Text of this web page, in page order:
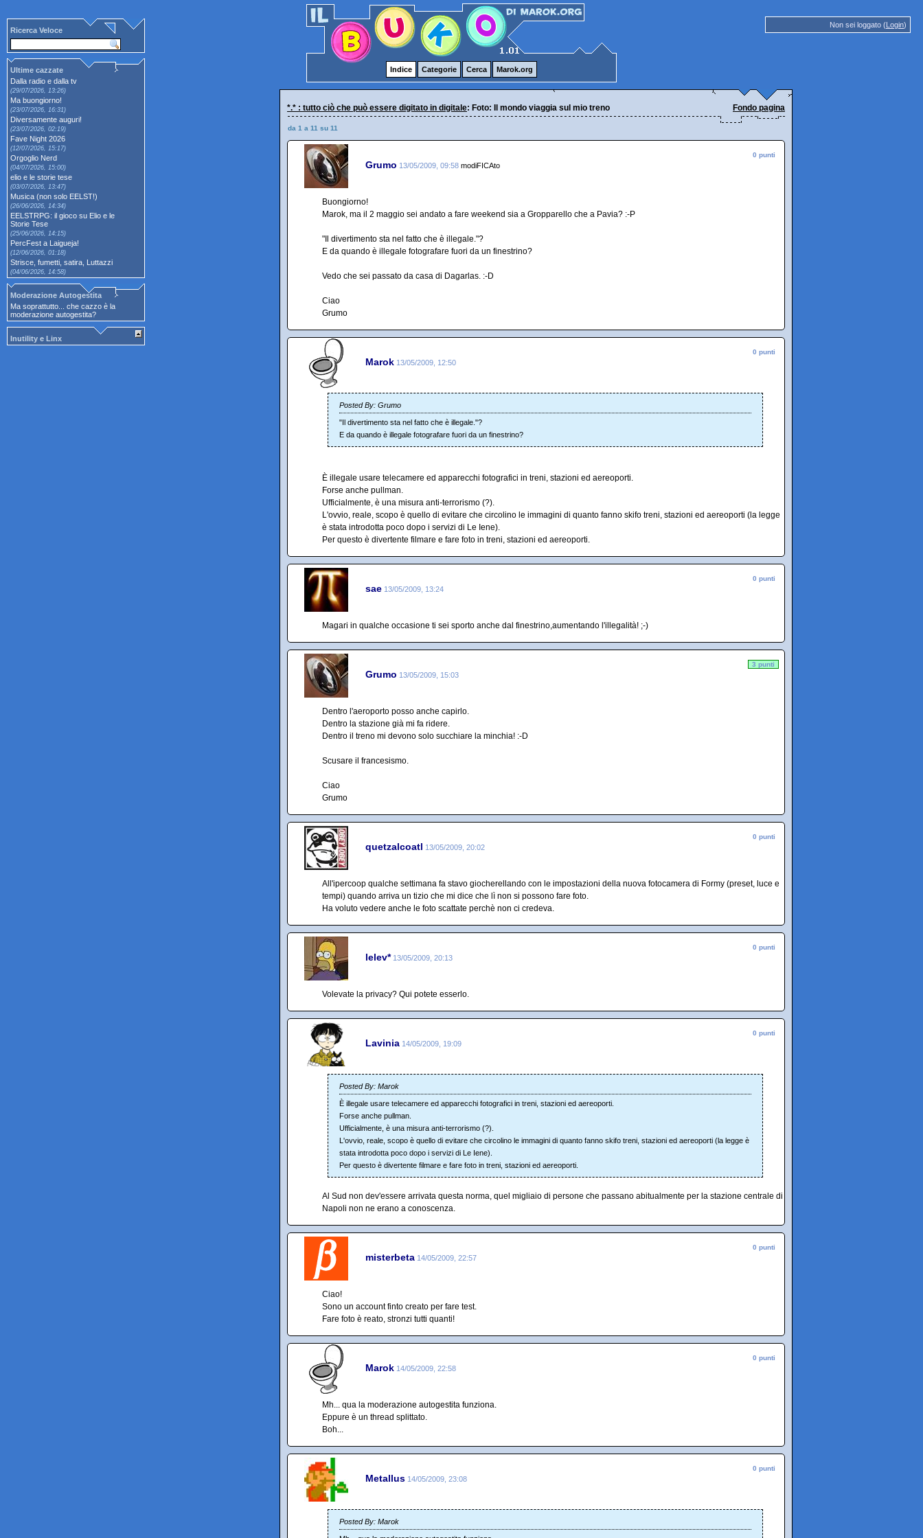
Non sei loggato (Login)
Indice Categorie Cerca Marok.org
Ricerca Veloce
Ultime cazzate
Dalla radio e dalla tv
(29/07/2026, 13:26)
Ma buongiorno!
(23/07/2026, 16:31)
Diversamente auguri!
(23/07/2026, 02:19)
Fave Night 2026
(12/07/2026, 15:17)
Orgoglio Nerd
(04/07/2026, 15:00)
elio e le storie tese
(03/07/2026, 13:47)
Musica (non solo EELST!)
(26/06/2026, 14:34)
EELSTRPG: il gioco su Elio e le
Storie Tese
(25/06/2026, 14:15)
PercFest a Laigueja!
(12/06/2026, 01:18)
Strisce, fumetti, satira, Luttazzi
(04/06/2026, 14:58)
Moderazione Autogestita
Ma soprattutto... che cazzo è la
moderazione autogestita?
Inutility e Linx
*.* : tutto ciò che può essere digitato in digitale: Foto: Il mondo viaggia sul mio treno Fondo pagina
da 1 a 11 su 11
Grumo 13/05/2009, 09:58 modiFICAto
0 punti
Buongiorno!
Marok, ma il 2 maggio sei andato a fare weekend sia a Gropparello che a Pavia? :-P
"Il divertimento sta nel fatto che è illegale."?
E da quando è illegale fotografare fuori da un finestrino?
Vedo che sei passato da casa di Dagarlas. :-D
Ciao
Grumo
Marok 13/05/2009, 12:50
0 punti
Posted By: Grumo
"Il divertimento sta nel fatto che è illegale."?
E da quando è illegale fotografare fuori da un finestrino?
È illegale usare telecamere ed apparecchi fotografici in treni, stazioni ed aereoporti.
Forse anche pullman.
Ufficialmente, è una misura anti-terrorismo (?).
L'ovvio, reale, scopo è quello di evitare che circolino le immagini di quanto fanno skifo treni, stazioni ed aereoporti (la legge
è stata introdotta poco dopo i servizi di Le Iene).
Per questo è divertente filmare e fare foto in treni, stazioni ed aereoporti.
sae 13/05/2009, 13:24
0 punti
Magari in qualche occasione ti sei sporto anche dal finestrino,aumentando l'illegalità! ;-)
Grumo 13/05/2009, 15:03
3 punti
Dentro l'aeroporto posso anche capirlo.
Dentro la stazione già mi fa ridere.
Dentro il treno mi devono solo succhiare la minchia! :-D
Scusare il francesismo.
Ciao
Grumo
quetzalcoatl 13/05/2009, 20:02
0 punti
All'ipercoop qualche settimana fa stavo giocherellando con le impostazioni della nuova fotocamera di Formy (preset, luce e
tempi) quando arriva un tizio che mi dice che lì non si possono fare foto.
Ha voluto vedere anche le foto scattate perchè non ci credeva.
lelev* 13/05/2009, 20:13
0 punti
Volevate la privacy? Qui potete esserlo.
Lavinia 14/05/2009, 19:09
0 punti
Posted By: Marok
È illegale usare telecamere ed apparecchi fotografici in treni, stazioni ed aereoporti.
Forse anche pullman.
Ufficialmente, è una misura anti-terrorismo (?).
L'ovvio, reale, scopo è quello di evitare che circolino le immagini di quanto fanno skifo treni, stazioni ed aereoporti (la legge è
stata introdotta poco dopo i servizi di Le Iene).
Per questo è divertente filmare e fare foto in treni, stazioni ed aereoporti.
Al Sud non dev'essere arrivata questa norma, quel migliaio di persone che passano abitualmente per la stazione centrale di
Napoli non ne erano a conoscenza.
misterbeta 14/05/2009, 22:57
0 punti
Ciao!
Sono un account finto creato per fare test.
Fare foto è reato, stronzi tutti quanti!
Marok 14/05/2009, 22:58
0 punti
Mh... qua la moderazione autogestita funziona.
Eppure è un thread splittato.
Boh...
Metallus 14/05/2009, 23:08
0 punti
Posted By: Marok